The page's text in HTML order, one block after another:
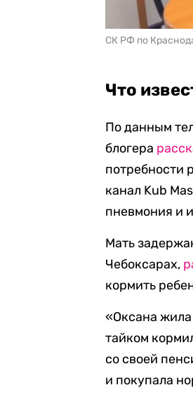
СК РФ по
Что
По данным
блогера
потребности
канал Kub
пневмония и
Мать
Чебоксарах,
кормить
«Оксана
тайком
со своей
и покупала